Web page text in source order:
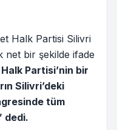
Halk Partisi Silivri
net bir şekilde ifade
Partisi’nin bir
Silivri’deki
tüm
dedi.